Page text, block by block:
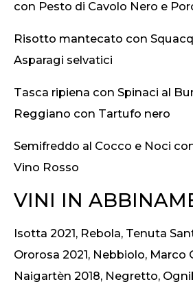
con Pesto di Cavolo Nero e
Risotto mantecato con
Asparagi selvatici
Tasca ripiena con Spinaci al
Reggiano con Tartufo nero
Semifreddo al Cocco e Noci
Vino Rosso
VINI IN
Isotta 2021, Rebola, Tenuta
Ororosa 2021, Nebbiolo, Marco
Naigartèn 2018, Negretto,